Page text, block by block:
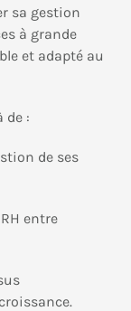
sa gestion
à grande
et adapté au
de :
de ses
entre